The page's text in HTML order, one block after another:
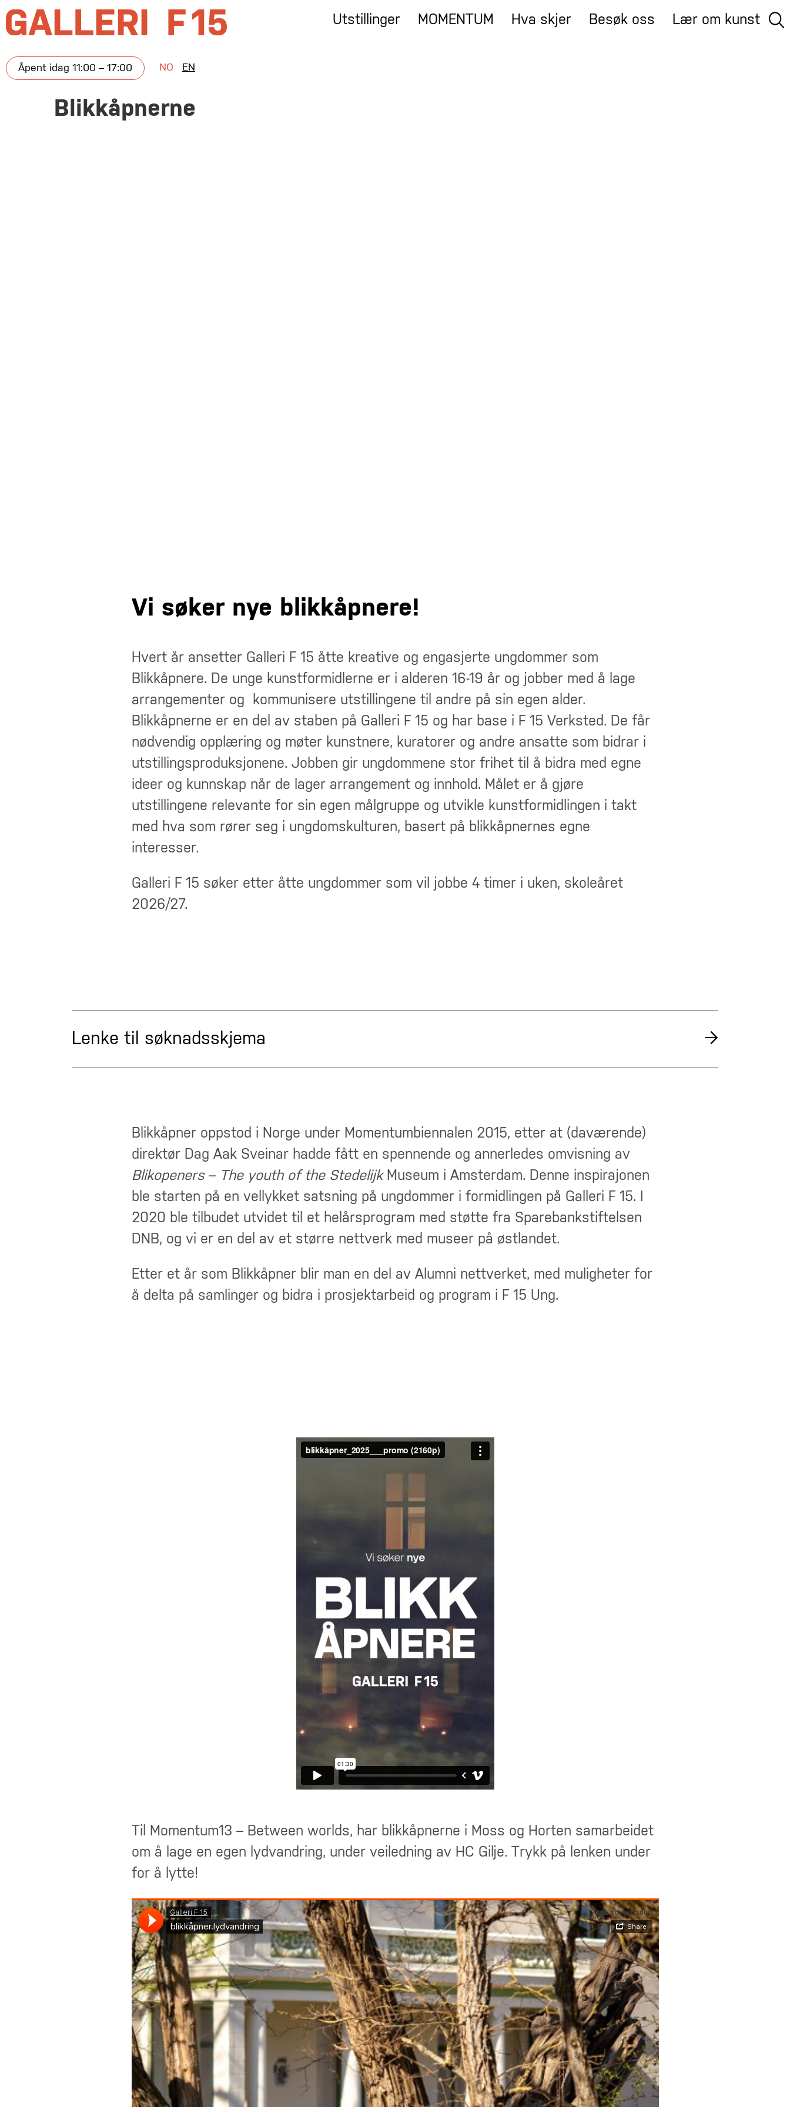
Utstillinger MOMENTUM Hva skjer Besøk oss Lær om kunst
Åpent idag 11:00 – 17:00 NO EN
Blikkåpnerne
Vi søker nye blikkåpnere!
Hvert år ansetter Galleri F 15 åtte kreative og engasjerte ungdommer som
Blikkåpnere. De unge kunstformidlerne er i alderen 16-19 år og jobber med å lage
arrangementer og kommunisere utstillingene til andre på sin egen alder.
Blikkåpnerne er en del av staben på Galleri F 15 og har base i F 15 Verksted. De får
nødvendig opplæring og møter kunstnere, kuratorer og andre ansatte som bidrar i
utstillingsproduksjonene. Jobben gir ungdommene stor frihet til å bidra med egne
ideer og kunnskap når de lager arrangement og innhold. Målet er å gjøre
utstillingene relevante for sin egen målgruppe og utvikle kunstformidlingen i takt
med hva som rører seg i ungdomskulturen, basert på blikkåpnernes egne
interesser.
Galleri F 15 søker etter åtte ungdommer som vil jobbe 4 timer i uken, skoleåret
2026/27.
Lenke til søknadsskjema
Blikkåpner oppstod i Norge under Momentumbiennalen 2015, etter at (daværende)
direktør Dag Aak Sveinar hadde fått en spennende og annerledes omvisning av
Blikopeners– The youth of the StedelijkMuseum i Amsterdam. Denne inspirajonen
ble starten på en vellykket satsning på ungdommer i formidlingen på Galleri F 15. I
2020 ble tilbudet utvidet til et helårsprogram med støtte fra Sparebankstiftelsen
DNB, og vi er en del av et større nettverk med museer på østlandet.
Etter et år som Blikkåpner blir man en del av Alumni nettverket, med muligheter for
å delta på samlinger og bidra i prosjektarbeid og program i F 15 Ung.
Til Momentum13 – Between worlds, har blikkåpnerne i Moss og Horten samarbeidet
om å lage en egen lydvandring, under veiledning av HC Gilje. Trykk på lenken under
for å lytte!